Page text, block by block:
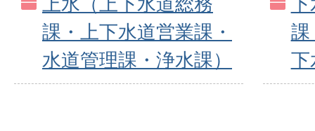
課・上下水道営業課・
水道管理課・浄水課）
課
下